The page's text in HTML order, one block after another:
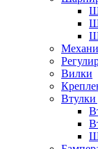
Вилки
Втулки